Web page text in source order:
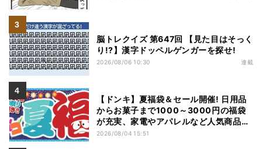
脳トレクイズ 第647回 【見た目はそっく
り!?】漢字ドッペルゲンガーを探せ!
2026/08/06 10:30 連載
【ドンキ】夏福袋＆セール開催! 日用品
からお菓子まで1000～3000円の福袋
が充実、家電やアパレルなど人気商品も
特価
2026/08/04 15:51